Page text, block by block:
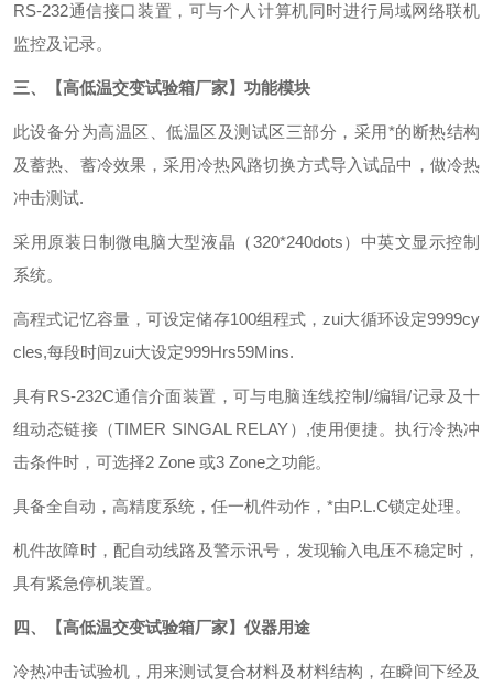
RS-232通信接口装置，可与个人计算机同时进行局域网络联机
监控及记录。
三、【高低温交变试验箱厂家】 功能模块
此设备分为高温区、低温区及测试区三部分，采用*的断热结构
及蓄热、蓄冷效果，采用冷热风路切换方式导入试品中，做冷热
冲击测试.
采用原装日制微电脑大型液晶（320*240dots）中英文显示控制
系统。
高程式记忆容量，可设定储存100组程式，zui大循环设定9999cy
cles,每段时间zui大设定999Hrs59Mins.
具有RS-232C通信介面装置，可与电脑连线控制/编辑/记录及十
组动态链接（TIMER SINGAL RELAY）,使用便捷。执行冷热冲
击条件时，可选择2 Zone 或3 Zone之功能。
具备全自动，高精度系统，任一机件动作，*由P.L.C锁定处理。
机件故障时，配自动线路及警示讯号，发现输入电压不稳定时，
具有紧急停机装置。
四、【高低温交变试验箱厂家】仪器用途
冷热冲击试验机，用来测试复合材料及材料结构，在瞬间下经及